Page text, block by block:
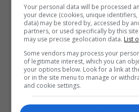
Your personal data will be processed
your device (cookies, unique
data) may be stored by, accessed by
partners, or used specifically by this
may use precise geolocation data. List
Some vendors may process your
of legitimate interest, which you can
your options below. Look for a link at
or in the site menu to manage or
and cookie settings.